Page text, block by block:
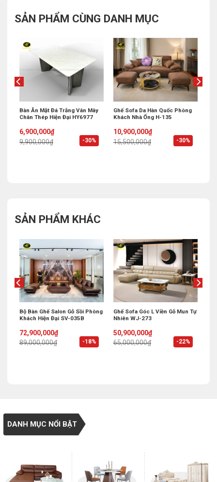
SẢN PHẨM CÙNG DANH MỤC
-30%
Bàn Ăn Mặt Đá Trắng Vân Mây
Chân Thép Hiện Đại HY6977
9,900,000₫
Original
price
was:
6,900,000₫
Current
price
is:
-30%
Ghế Sofa Da Hàn Quốc Phòng
Khách Nhà Ống H-135
15,500,000₫
Original
price
was:
10,900,000₫
Current
price
is:
SẢN PHẨM KHÁC
-18%
Bộ Bàn Ghế Salon Gỗ Sồi Phòng
Khách Hiện Đại SV-035B
89,000,000₫
Original
price
was:
72,900,000₫
Current
price
is:
-22%
Ghế Sofa Góc L Viền Gỗ Mun Tự
Nhiên WJ-273
65,000,000₫
Original
price
was:
50,900,000₫
Current
price
is:
DANH MỤC NỔI BẬT